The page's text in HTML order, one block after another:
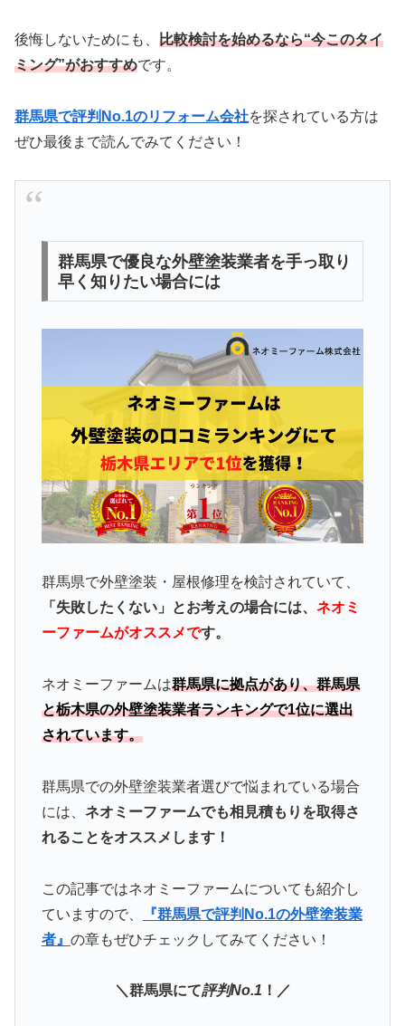
後悔しないためにも、 比較検討を始めるなら“今このタイ
ミング”がおすすめです。
群馬県で評判No.1のリフォーム会社を探されている方は
ぜひ最後まで読んでみてください！
群馬県で優良な外壁塗装業者を手っ取り
早く知りたい場合には
群馬県で外壁塗装・屋根修理を検討されていて、
「失敗したくない」とお考えの場合には、 ネオミ
ーファームがオススメです。
ネオミーファームは群馬県に拠点があり、群馬県
と栃木県の外壁塗装業者ランキングで1位に選出
されています。
群馬県での外壁塗装業者選びで悩まれている場合
には、 ネオミーファームでも相見積もりを取得さ
れることをオススメします！
この記事ではネオミーファームについても紹介し
ていますので、
『群馬県で評判No.1の外壁塗装業
者』 の章もぜひチェックしてみてください！
＼群馬県にて評判No.1 ！／